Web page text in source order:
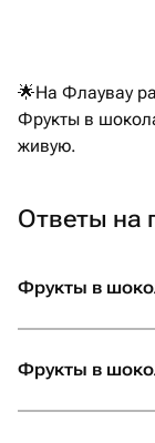
🌟На Флаувау
Фрукты в
живую.
Ответы на
Фрукты в
Фрукты в